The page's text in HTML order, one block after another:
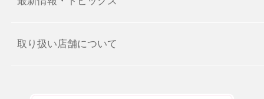
取り扱い店舗について